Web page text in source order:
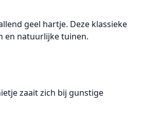
geel hartje. Deze klassieke
en natuurlijke tuinen.
zaait zich bij gunstige